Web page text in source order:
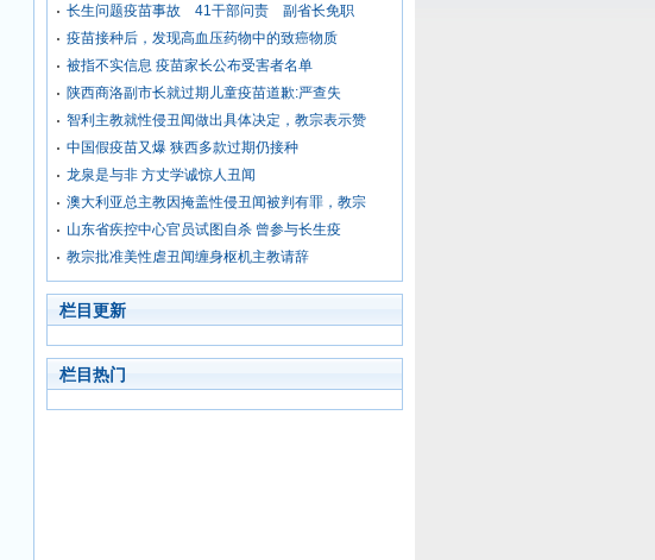
长生问题疫苗事故 41干部问责 副省长免职
疫苗接种后，发现高血压药物中的致癌物质
被指不实信息 疫苗家长公布受害者名单
陕西商洛副市长就过期儿童疫苗道歉:严查失
智利主教就性侵丑闻做出具体决定，教宗表示赞
中国假疫苗又爆 狭西多款过期仍接种
龙泉是与非 方丈学诚惊人丑闻
澳大利亚总主教因掩盖性侵丑闻被判有罪，教宗
山东省疾控中心官员试图自杀 曾参与长生疫
教宗批准美性虐丑闻缠身枢机主教请辞
栏目更新
栏目热门